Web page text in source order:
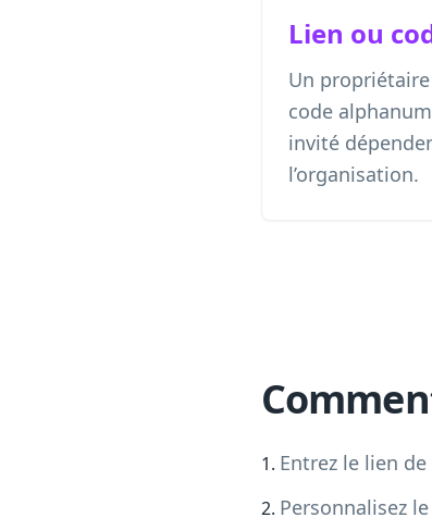
Lien ou
Un
code
invité
l’organisation.
Entrez le lien
Personnalisez